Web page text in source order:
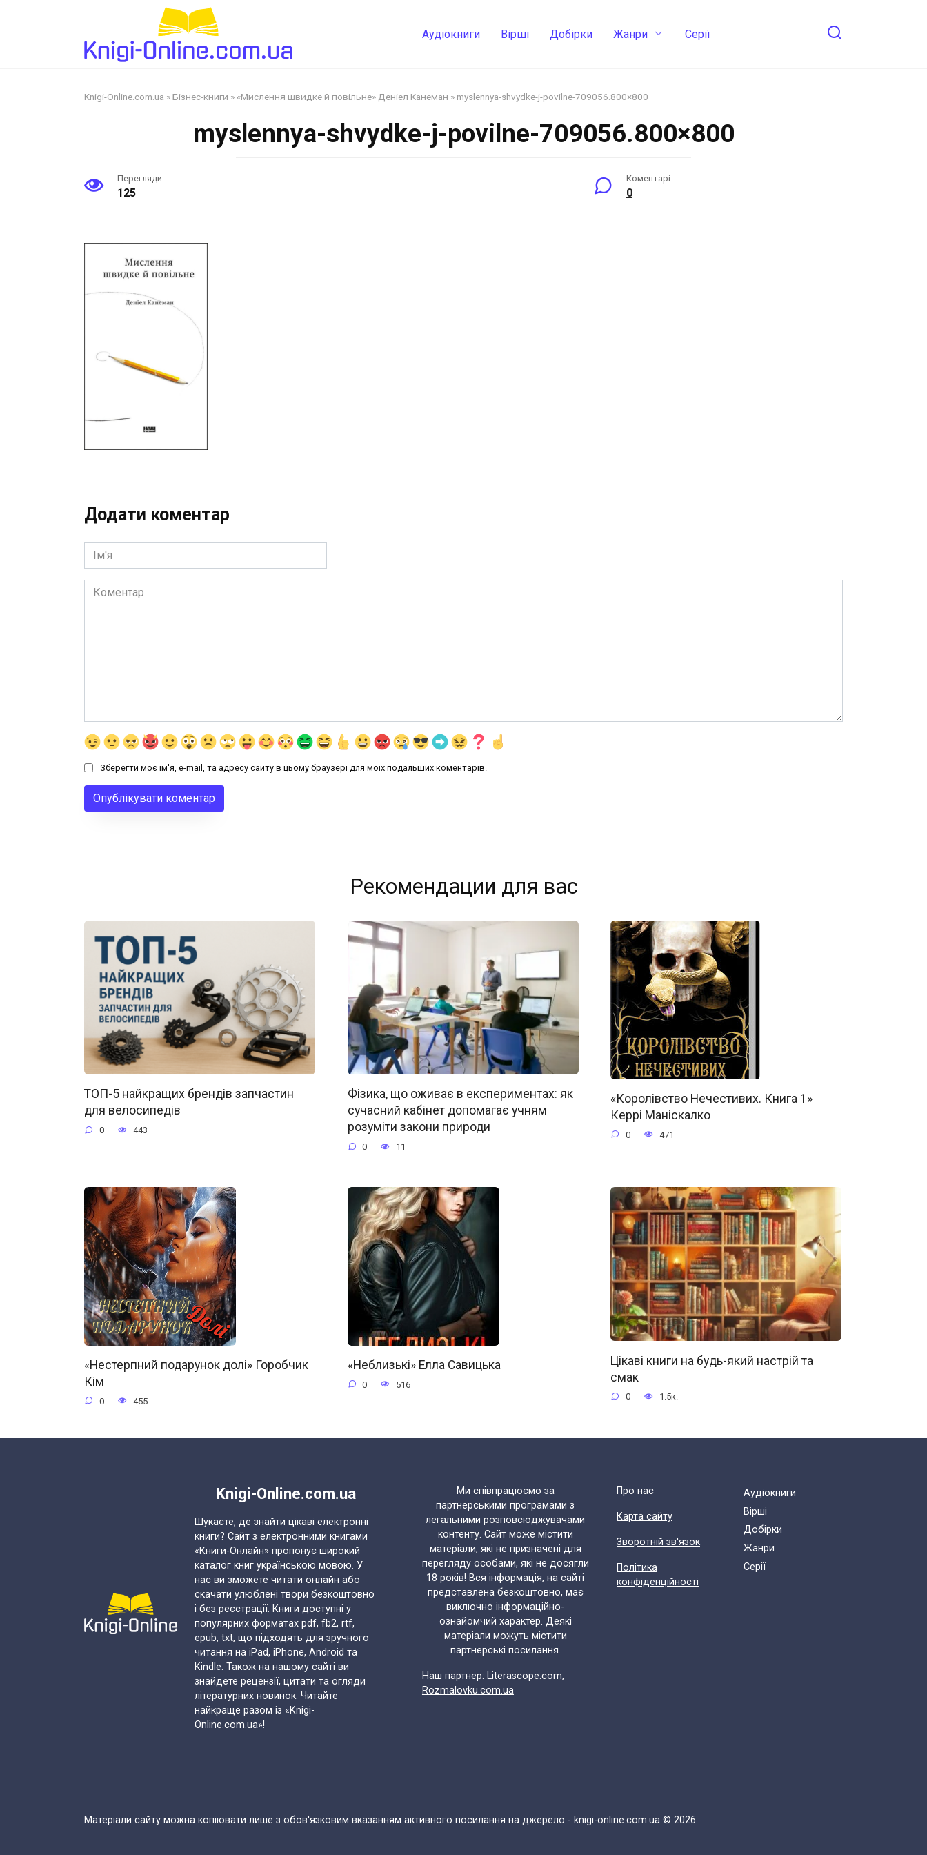
Аудіокниги Вірші Добірки Жанри Cерії
Knigi-Online.com.ua »Бізнес-книги » «Мислення швидке й повільне» Деніел Канеман » myslennya-shvydke-j-povilne-709056.800×800
myslennya-shvydke-j-povilne-709056.800×800
Перегляди
125
Коментарі
0
Додати коментар
Ім'я
Коментар
Зберегти моє ім'я, e-mail, та адресу сайту в цьому браузері для моїх подальших коментарів.
Рекомендации для вас
ТОП-5 найкращих брендів запчастин
для велосипедів
0 443
Фізика, що оживає в експериментах: як
сучасний кабінет допомагає учням
розуміти закони природи
0 11
«Королівство Нечестивих. Книга 1»
Керрі Маніскалко
0 471
«Нестерпний подарунок долі» Горобчик
Кім
0 455
«Неблизькі» Елла Савицька
0 516
Цікаві книги на будь-який настрій та
смак
0 1.5к.
Knigi-Online.com.ua
Шукаєте, де знайти цікаві електронні
книги? Сайт з електронними книгами
«Книги-Онлайн» пропонує широкий
каталог книг українською мовою. У
нас ви зможете читати онлайн або
скачати улюблені твори безкоштовно
і без реєстрації. Книги доступні у
популярних форматах pdf, fb2, rtf,
epub, txt, що підходять для зручного
читання на iPad, iPhone, Android та
Kindle. Також на нашому сайті ви
знайдете рецензії, цитати та огляди
літературних новинок. Читайте
найкраще разом із «Knigi-
Online.com.ua»!
Ми співпрацюємо за
партнерськими програмами з
легальними розповсюджувачами
контенту. Сайт може містити
матеріали, які не призначені для
перегляду особами, які не досягли
18 років! Вся інформація, на сайті
представлена безкоштовно, має
виключно інформаційно-
ознайомчий характер. Деякі
матеріали можуть містити
партнерські посилання.
Наш партнер: Literascope.com,
Rozmalovku.com.ua
Про нас
Карта сайту
Зворотній зв'язок
Політика
конфіденційності
Аудіокниги
Вірші
Добірки
Жанри
Cерії
Матеріали сайту можна копіювати лише з обов'язковим вказанням активного посилання на джерело - knigi-online.com.ua © 2026